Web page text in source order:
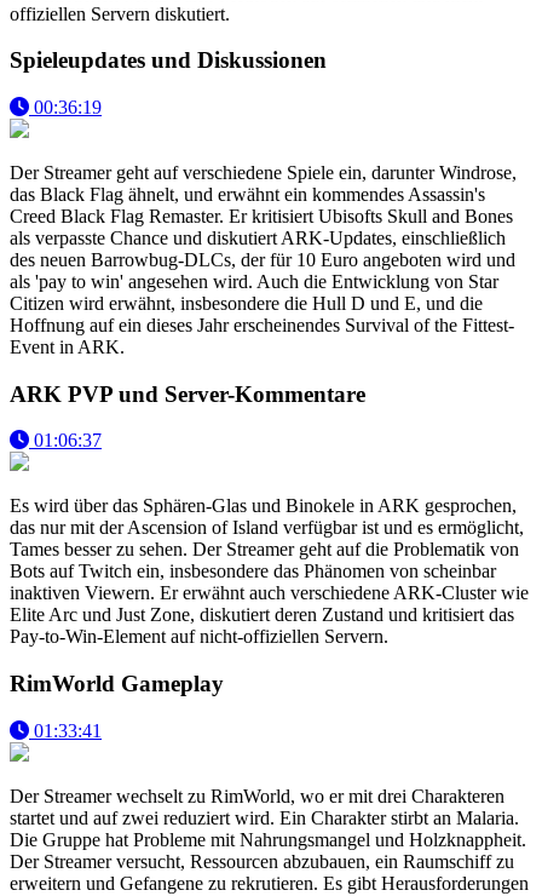
offiziellen Servern diskutiert.
Spieleupdates und Diskussionen
00:36:19
Der Streamer geht auf verschiedene Spiele ein, darunter Windrose,
das Black Flag ähnelt, und erwähnt ein kommendes Assassin's
Creed Black Flag Remaster. Er kritisiert Ubisofts Skull and Bones
als verpasste Chance und diskutiert ARK-Updates, einschließlich
des neuen Barrowbug-DLCs, der für 10 Euro angeboten wird und
als 'pay to win' angesehen wird. Auch die Entwicklung von Star
Citizen wird erwähnt, insbesondere die Hull D und E, und die
Hoffnung auf ein dieses Jahr erscheinendes Survival of the Fittest-
Event in ARK.
ARK PVP und Server-Kommentare
01:06:37
Es wird über das Sphären-Glas und Binokele in ARK gesprochen,
das nur mit der Ascension of Island verfügbar ist und es ermöglicht,
Tames besser zu sehen. Der Streamer geht auf die Problematik von
Bots auf Twitch ein, insbesondere das Phänomen von scheinbar
inaktiven Viewern. Er erwähnt auch verschiedene ARK-Cluster wie
Elite Arc und Just Zone, diskutiert deren Zustand und kritisiert das
Pay-to-Win-Element auf nicht-offiziellen Servern.
RimWorld Gameplay
01:33:41
Der Streamer wechselt zu RimWorld, wo er mit drei Charakteren
startet und auf zwei reduziert wird. Ein Charakter stirbt an Malaria.
Die Gruppe hat Probleme mit Nahrungsmangel und Holzknappheit.
Der Streamer versucht, Ressourcen abzubauen, ein Raumschiff zu
erweitern und Gefangene zu rekrutieren. Es gibt Herausforderungen